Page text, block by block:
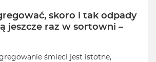
skoro i tak odpady
jeszcze raz w sortowni –
śmieci jest istotne,